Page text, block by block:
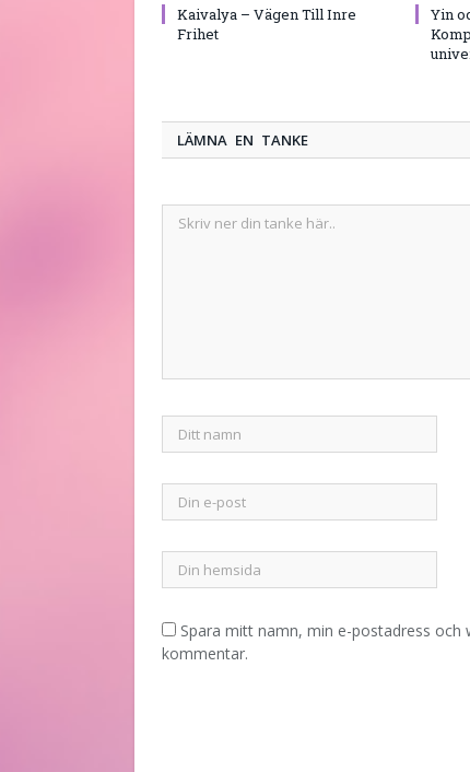
Kaivalya – Vägen Till Inre
Frihet
Yin
LÄMNA EN TANKE
Spara mitt namn, min e-postadress och
kommentar.